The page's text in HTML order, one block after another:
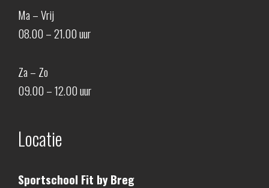
Ma – Vrij
08.00 – 21.00 uur
Za – Zo
09.00 – 12.00 uur
Locatie
Sportschool Fit by Breg